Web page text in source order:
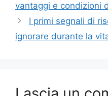
vantaggi e condizioni
I primi segnali di
ignorare durante la